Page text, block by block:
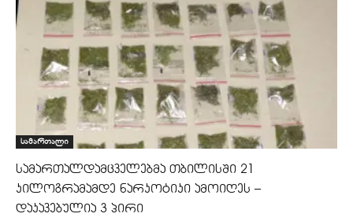
სამართალი
სამართალდამცველებმა თბილისში 21
კილოგრამამდე ნარკოტიკი ამოიღეს –
დაკავებულია 3 პირი